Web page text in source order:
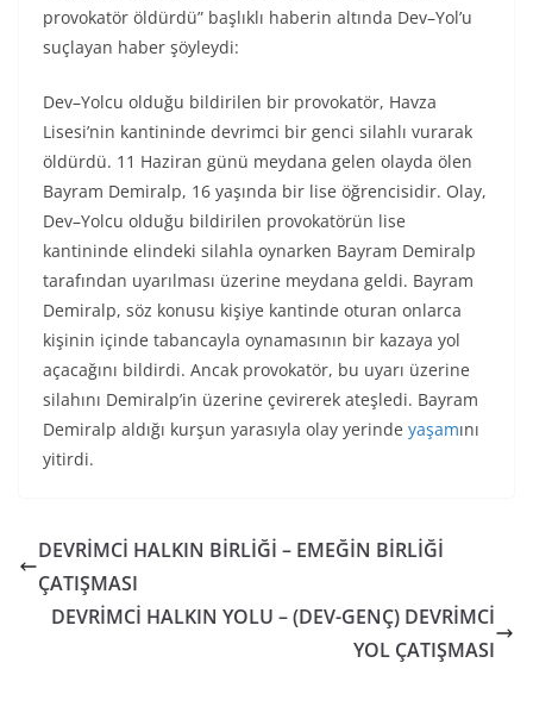
provokatör öldürdü” başlıklı haberin altında Dev–Yol’u
suçlayan haber şöyleydi:
Dev–Yolcu olduğu bildirilen bir provokatör, Havza
Lisesi’nin kantininde devrimci bir genci silahlı vurarak
öldürdü. 11 Haziran günü meydana gelen olayda ölen
Bayram Demiralp, 16 yaşında bir lise öğrencisidir. Olay,
Dev–Yolcu olduğu bildirilen provokatörün lise
kantininde elindeki silahla oynarken Bayram Demiralp
tarafından uyarılması üzerine meydana geldi. Bayram
Demiralp, söz konusu kişiye kantinde oturan onlarca
kişinin içinde tabancayla oynamasının bir kazaya yol
açacağını bildirdi. Ancak provokatör, bu uyarı üzerine
silahını Demiralp’in üzerine çevirerek ateşledi. Bayram
Demiralp aldığı kurşun yarasıyla olay yerinde yaşamını
yitirdi.
DEVRİMCİ HALKIN BİRLİĞİ – EMEĞİN BİRLİĞİ
ÇATIŞMASI
DEVRİMCİ HALKIN YOLU – (DEV-GENÇ) DEVRİMCİ
YOL ÇATIŞMASI